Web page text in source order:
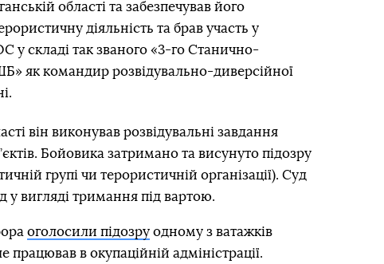
області та забезпечував його
діяльність та брав участь у
складі так званого «3-го Станично-
як командир розвідувально-диверсійної
він виконував розвідувальні завдання
Бойовика затримано та висунуто підозру
групі чи терористичній організації). Суд
у вигляді тримання під вартою.
оголосили підозруодному з ватажків
в окупаційній адміністрації.